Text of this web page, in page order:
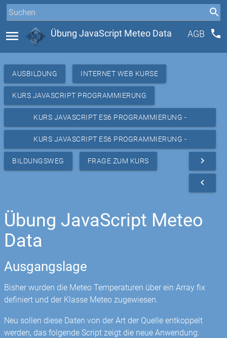
menu Übung JavaScript Meteo Data AGB phone
AUSBILDUNG INTERNET WEB KURSE
KURS JAVASCRIPT PROGRAMMIERUNG
KURS JAVASCRIPT ES6 PROGRAMMIERUNG -
RESSOURCEN
KURS JAVASCRIPT ES6 PROGRAMMIERUNG -
REPETITION METEO
BILDUNGSWEG FRAGE ZUM KURS navigate_next
navigate_before
Übung JavaScript Meteo
Data
Ausgangslage
Bisher wurden die Meteo Temperaturen über ein Array fix
definiert und der Klasse Meteo zugewiesen.
Neu sollen diese Daten von der Art der Quelle entkoppelt
werden, das folgende Script zeigt die neue Anwendung: